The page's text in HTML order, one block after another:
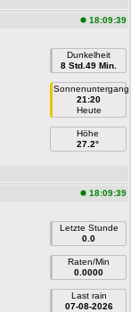
18:09:39
Dunkelheit
8 Std.49 Min.
Sonnenuntergang
21:20
Heute
Höhe
27.2°
18:09:39
Letzte Stunde
0.0
Raten/Min
0.0000
Last rain
07-08-2026